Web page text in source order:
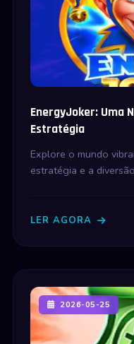
EnergyJoker: Uma
Estratégia
Explore o mundo
estratégia e a
LER AGORA
2026-05-25